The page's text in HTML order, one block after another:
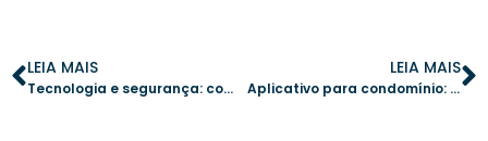
LEIA MAIS
Tecnologia e segurança: como a portaria remota revoluciona os condomínios
LEIA MAIS
Aplicativo para condomínio: como aumentar a transparência financeira na administração